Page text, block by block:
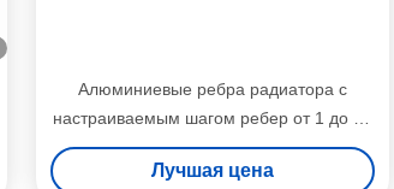
Алюминиевые ребра радиатора с
настраиваемым шагом ребер от 1 до 12
мм, разработанные для обеспечения
эффективности охлаждения и
Лучшая цена